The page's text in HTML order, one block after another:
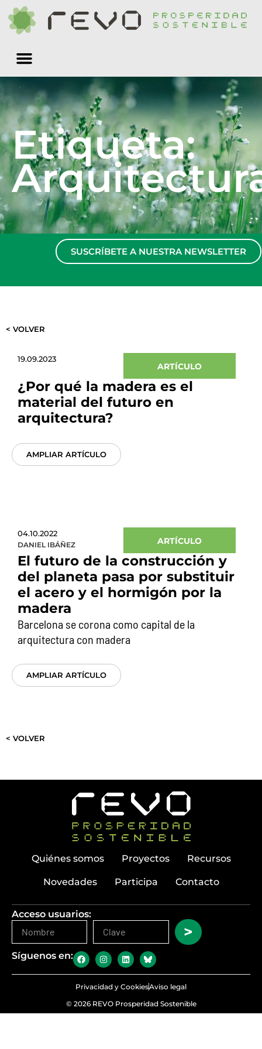
Etiqueta:
SUSCRÍBETE A NUESTRA NEWSLETTER
< VOLVER
19.09.2023
ARTÍCULO
¿Por qué la madera es el
material del futuro en
arquitectura?
AMPLIAR ARTÍCULO
04.10.2022
DANIEL IBÁÑEZ ARTÍCULO
El futuro de la construcción y
del planeta pasa por substituir
el acero y el hormigón por la
madera
Barcelona se corona como capital de la
arquitectura con madera
AMPLIAR ARTÍCULO
< VOLVER
Quiénes somos Proyectos Recursos
Novedades Participa Contacto
Acceso usuarios:
>
Síguenos en:
© 2026 REVO Prosperidad Sostenible
Privacidad y CookiesAviso legal